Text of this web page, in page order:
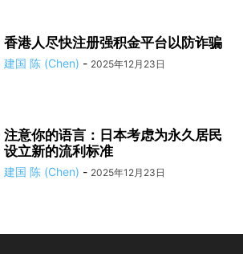
香港人尽快注册强积金平台以防诈骗
建国 陈 (Chen) - 2025年12月23日
注意你的语言：日本考虑为永久居民
设立新的流利标准
建国 陈 (Chen) - 2025年12月23日